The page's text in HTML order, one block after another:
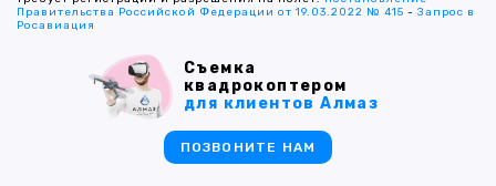
Правительства Российской Федерации от 19.03.2022 № 415 -Запрос в
Росавиация
Съемка
квадрокоптером
для клиентов Алмаз
ПОЗВОНИТЕ НАМ